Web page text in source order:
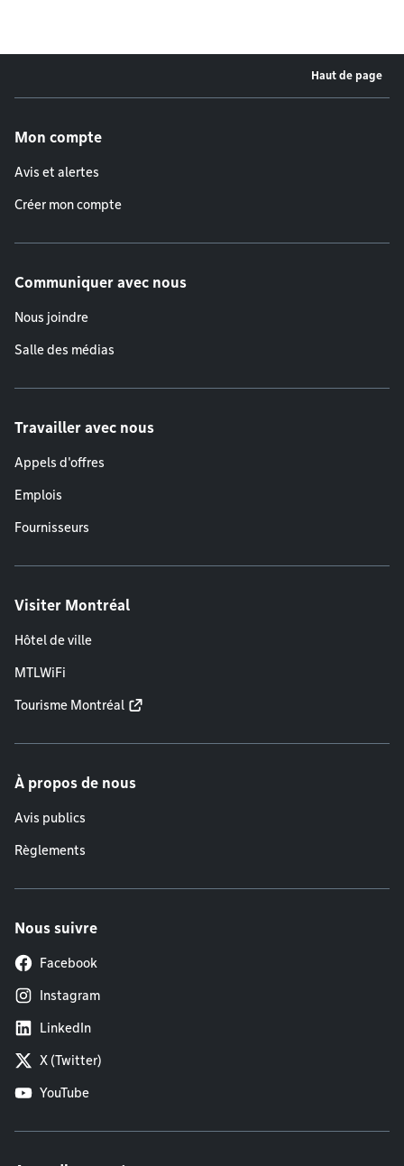
Haut de page
Mon compte
Avis et alertes
Créer mon compte
Communiquer avec nous
Nous joindre
Salle des médias
Travailler avec nous
Appels d'offres
Emplois
Fournisseurs
Visiter Montréal
Hôtel de ville
MTLWiFi
Tourisme Montréal
À propos de nous
Avis publics
Règlements
Nous suivre
Facebook
Instagram
LinkedIn
X (Twitter)
YouTube